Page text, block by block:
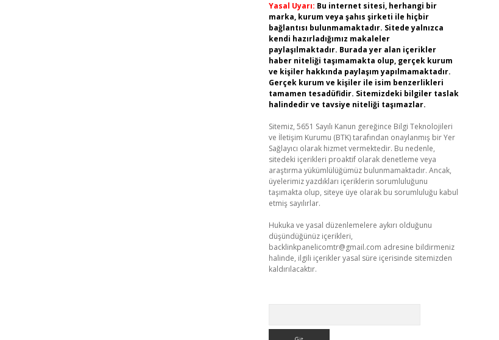
Yasal Uyarı: Bu internet sitesi, herhangi bir
marka, kurum veya şahıs şirketi ile hiçbir
bağlantısı bulunmamaktadır. Sitede yalnızca
kendi hazırladığımız makaleler
paylaşılmaktadır. Burada yer alan içerikler
haber niteliği taşımamakta olup, gerçek kurum
ve kişiler hakkında paylaşım yapılmamaktadır.
Gerçek kurum ve kişiler ile isim benzerlikleri
tamamen tesadüfidir. Sitemizdeki bilgiler taslak
halindedir ve tavsiye niteliği taşımazlar.
Sitemiz, 5651 Sayılı Kanun gereğince Bilgi Teknolojileri
ve İletişim Kurumu (BTK) tarafından onaylanmış bir Yer
Sağlayıcı olarak hizmet vermektedir. Bu nedenle,
sitedeki içerikleri proaktif olarak denetleme veya
araştırma yükümlülüğümüz bulunmamaktadır. Ancak,
üyelerimiz yazdıkları içeriklerin sorumluluğunu
taşımakta olup, siteye üye olarak bu sorumluluğu kabul
etmiş sayılırlar.
Hukuka ve yasal düzenlemelere aykırı olduğunu
düşündüğünüz içerikleri,
backlinkpanelicomtr@gmail.com adresine bildirmeniz
halinde, ilgili içerikler yasal süre içerisinde sitemizden
kaldırılacaktır.